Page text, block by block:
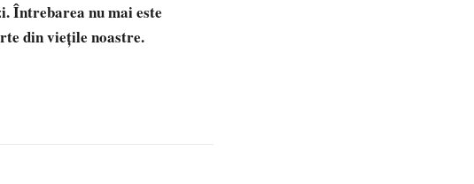
Întrebarea nu mai este
din viețile noastre.